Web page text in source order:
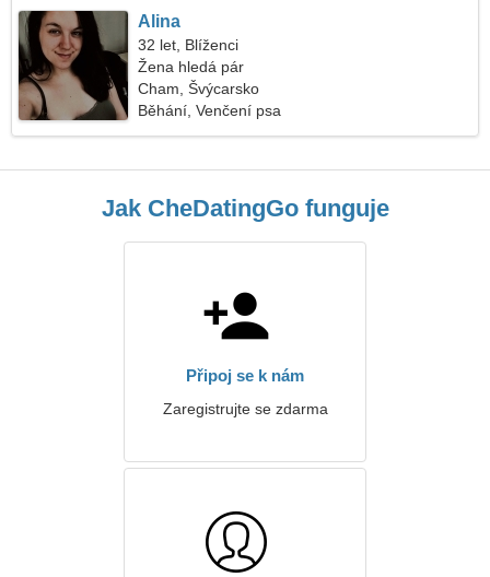
Alina
32 let, Blíženci
Žena hledá pár
Cham, Švýcarsko
Běhání, Venčení psa
Jak CheDatingGo funguje
Připoj se k nám
Zaregistrujte se zdarma